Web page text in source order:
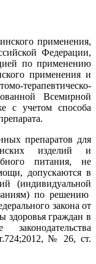
применения,
Федерации,
по применению
применения и
терапевтическо-
Всемирной
с учетом способа
препаратов для
изделий и
питания, не
допускаются в
(индивидуальной
по решению
закона от
здоровья граждан в
№ 26, ст.